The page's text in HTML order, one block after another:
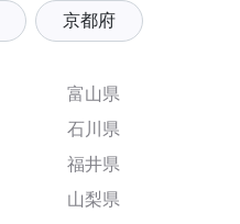
京都府
富山県
石川県
福井県
山梨県